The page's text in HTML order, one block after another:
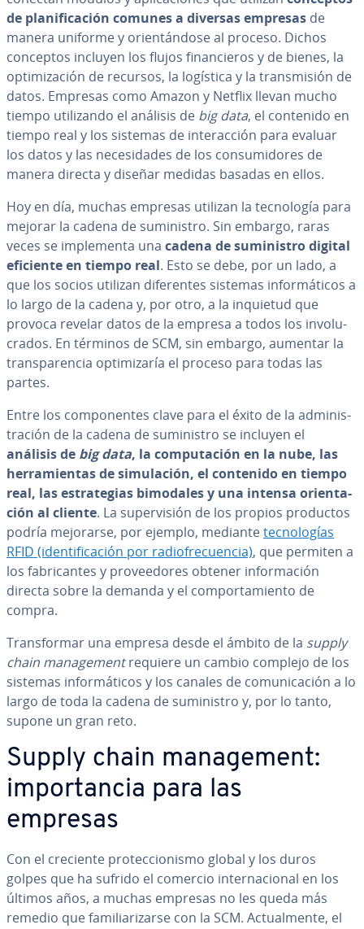
de pla­ni­fi­ca­ción comunes a diversas empresas de
manera uniforme y orie­n­tá­n­do­se al proceso. Dichos
conceptos incluyen los flujos fi­na­n­cie­ros y de bienes, la
op­ti­mi­za­ción de recursos, la logística y la tra­n­s­mi­sión de
datos. Empresas como Amazon y Netflix llevan mucho
tiempo uti­li­za­n­do el análisis de big data, el contenido en
tiempo real y los sistemas de in­ter­ac­ción para evaluar
los datos y las ne­ce­si­da­des de los co­n­su­mi­do­res de
manera directa y diseñar medidas basadas en ellos.
Hoy en día, muchas empresas utilizan la te­c­no­lo­gía para
mejorar la cadena de su­mi­ni­s­tro. Sin embargo, raras
veces se im­ple­me­n­ta una cadena de su­mi­ni­s­tro digital
eficiente en tiempo real. Esto se debe, por un lado, a
que los socios utilizan di­fe­re­n­tes sistemas in­fo­r­má­ti­cos a
lo largo de la cadena y, por otro, a la inquietud que
provoca revelar datos de la empresa a todos los in­vo­lu­
cra­dos. En términos de SCM, sin embargo, aumentar la
tra­n­s­pa­re­n­cia op­ti­mi­za­ría el proceso para todas las
partes.
Entre los co­m­po­ne­n­tes clave para el éxito de la ad­mi­ni­s­
tra­ción de la cadena de su­mi­ni­s­tro se incluyen el
análisis de big data, la co­mpu­tación en la nube, las
he­rra­mie­n­tas de si­mu­la­ción, el contenido en tiempo
real, las es­tra­te­gias bimodales y una intensa orie­n­ta­
ción al cliente. La su­pe­r­vi­sión de los propios productos
podría mejorarse, por ejemplo, mediantete­c­no­lo­gías
RFID (ide­n­ti­fi­ca­ción por ra­dio­fre­cue­n­cia), que permiten a
los fa­bri­ca­n­tes y pro­vee­do­res obtener in­fo­r­ma­ción
directa sobre la demanda y el co­m­po­r­ta­mie­n­to de
compra.
Tra­n­s­fo­r­mar una empresa desde el ámbito de la supply
chain ma­na­ge­me­ntrequiere un cambio complejo de los
sistemas in­fo­r­má­ti­cos y los canales de co­mu­ni­ca­ción a lo
largo de toda la cadena de su­mi­ni­s­tro y, por lo tanto,
supone un gran reto.
Supply chain ma­na­ge­me­nt:
im­po­r­ta­n­cia para las
empresas
Con el creciente pro­te­c­cio­ni­s­mo global y los duros
golpes que ha sufrido el comercio in­te­r­na­cio­nal en los
últimos años, a muchas empresas no les queda más
remedio que fa­mi­lia­ri­zar­se con la SCM. Ac­tua­l­me­n­te, el